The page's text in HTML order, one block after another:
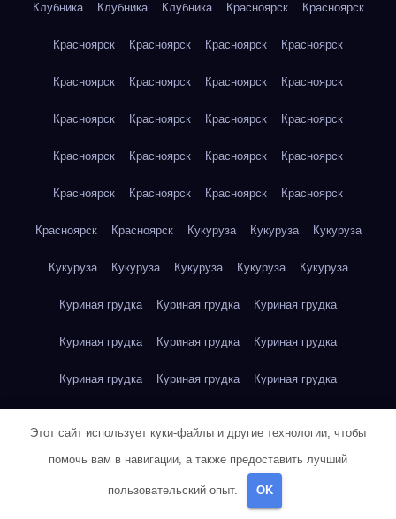
Клубника Клубника Клубника Красноярск Красноярск
Красноярск Красноярск Красноярск Красноярск
Красноярск Красноярск Красноярск Красноярск
Красноярск Красноярск Красноярск Красноярск
Красноярск Красноярск Красноярск Красноярск
Красноярск Красноярск Красноярск Красноярск
Красноярск Красноярск Кукуруза Кукуруза Кукуруза
Кукуруза Кукуруза Кукуруза Кукуруза Кукуруза
Куриная грудка Куриная грудка Куриная грудка
Куриная грудка Куриная грудка Куриная грудка
Куриная грудка Куриная грудка Куриная грудка
Куриное яйцо
Куриное яйцо Куриное яйцо
Этот сайт использует куки-файлы и другие технологии, чтобы
помочь вам в навигации, а также предоставить лучший
пользовательский опыт. OK